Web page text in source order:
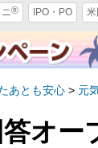
® IPO・PO
あとも安心 > 元
オー